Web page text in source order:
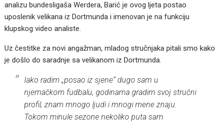
analizu bundesligaša Werdera, Barić je ovog ljeta postao
uposlenik velikana iz Dortmunda i imenovan je na funkciju
klupskog video analiste.
Uz čestitke za novi angažman, mladog stručnjaka pitali smo kako
je došlo do saradnje sa velikanom iz Dortmunda.
Iako radim „posao iz sjene“ dugo sam u
njemačkom fudbalu, godinama gradim svoj stručni
profil, znam mnogo ljudi i mnogi mene znaju.
Tokom minule sezone nekoliko puta sam